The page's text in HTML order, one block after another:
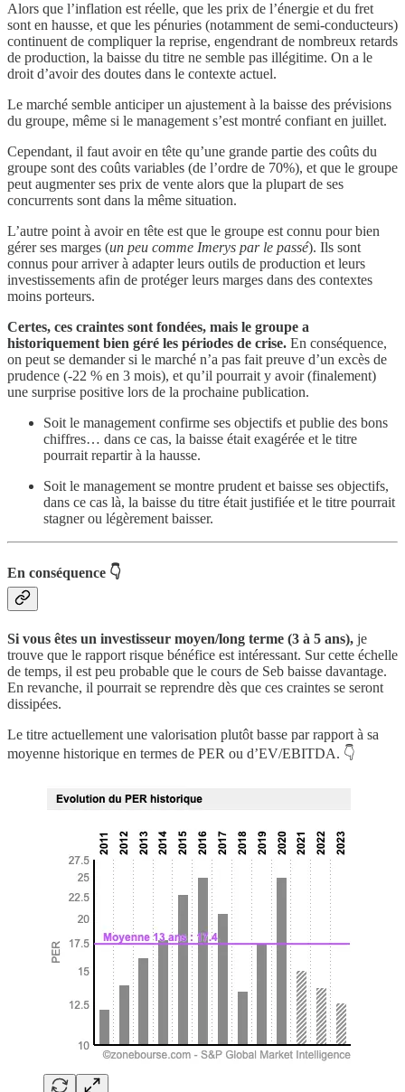
Alors que l’inflation est réelle, que les prix de l’énergie et du fret
sont en hausse, et que les pénuries (notamment de semi-conducteurs)
continuent de compliquer la reprise, engendrant de nombreux retards
de production, la baisse du titre ne semble pas illégitime. On a le
droit d’avoir des doutes dans le contexte actuel.
Le marché semble anticiper un ajustement à la baisse des prévisions
du groupe, même si le management s’est montré confiant en juillet.
Cependant, il faut avoir en tête qu’une grande partie des coûts du
groupe sont des coûts variables (de l’ordre de 70%), et que le groupe
peut augmenter ses prix de vente alors que la plupart de ses
concurrents sont dans la même situation.
L’autre point à avoir en tête est que le groupe est connu pour bien
gérer ses marges (un peu comme Imerys par le passé). Ils sont
connus pour arriver à adapter leurs outils de production et leurs
investissements afin de protéger leurs marges dans des contextes
moins porteurs.
Certes, ces craintes sont fondées, mais le groupe a
historiquement bien géré les périodes de crise. En conséquence,
on peut se demander si le marché n’a pas fait preuve d’un excès de
prudence (-22 % en 3 mois), et qu’il pourrait y avoir (finalement)
une surprise positive lors de la prochaine publication.
Soit le management confirme ses objectifs et publie des bons
chiffres… dans ce cas, la baisse était exagérée et le titre
pourrait repartir à la hausse.
Soit le management se montre prudent et baisse ses objectifs,
dans ce cas là, la baisse du titre était justifiée et le titre pourrait
stagner ou légèrement baisser.
En conséquence 👇
Si vous êtes un investisseur moyen/long terme (3 à 5 ans), je
trouve que le rapport risque bénéfice est intéressant. Sur cette échelle
de temps, il est peu probable que le cours de Seb baisse davantage.
En revanche, il pourrait se reprendre dès que ces craintes se seront
dissipées.
Le titre actuellement une valorisation plutôt basse par rapport à sa
moyenne historique en termes de PER ou d’EV/EBITDA. 👇